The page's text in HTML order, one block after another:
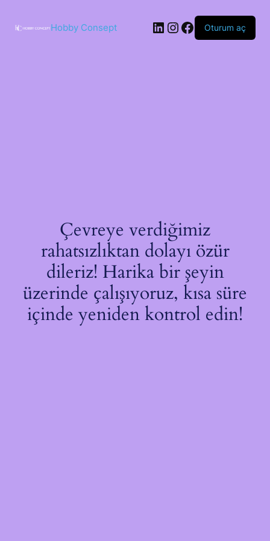
Hobby Consept LinkedIn
Instagram
Facebook
Oturum aç
Çevreye verdiğimiz
rahatsızlıktan dolayı özür
dileriz! Harika bir şeyin
üzerinde çalışıyoruz, kısa süre
içinde yeniden kontrol edin!